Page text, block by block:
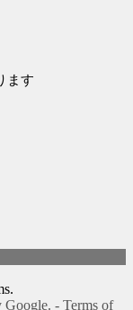
ます
Google. - Terms of